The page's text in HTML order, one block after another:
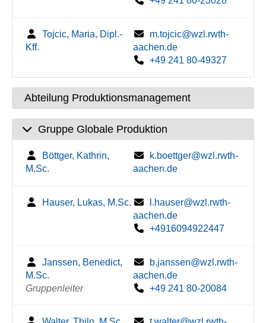
Tojcic, Maria, Dipl.-
Kff.
m.tojcic@wzl.rwth-
aachen.de
+49 241 80-49327
Abteilung Produktionsmanagement
Gruppe Globale Produktion
Böttger, Kathrin,
M.Sc.
k.boettger@wzl.rwth-
aachen.de
Hauser, Lukas, M.Sc.
l.hauser@wzl.rwth-
aachen.de
+4916094922447
Janssen, Benedict,
M.Sc.
Gruppenleiter
b.janssen@wzl.rwth-
aachen.de
+49 241 80-20084